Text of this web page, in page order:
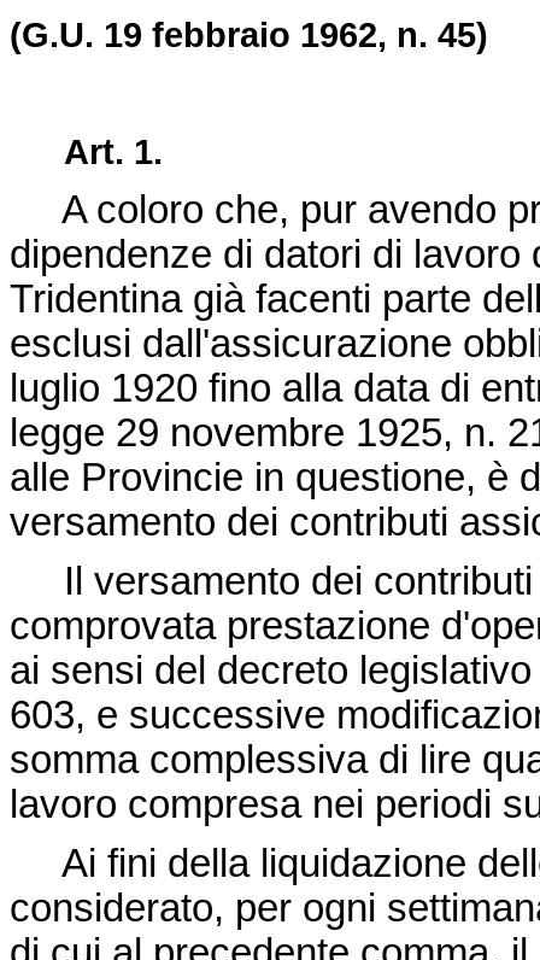
(G.U. 19 febbraio 1962, n. 45)
Art. 1.
A coloro che, pur avendo
dipendenze di datori di
Tridentina già facenti parte
esclusi dall'assicurazione
luglio 1920 fino alla data di
legge 29 novembre 1925, n.
alle Provincie in questione, è
versamento dei contributi
Il versamento dei contributi
comprovata prestazione
ai sensi del decreto
603, e successive
somma complessiva di lire
lavoro compresa nei periodi
Ai fini della liquidazione
considerato, per ogni